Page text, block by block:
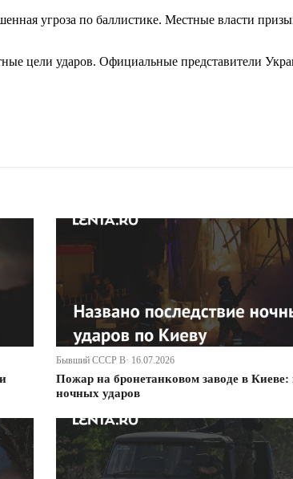
угроза по баллистике. Местные власти
цели ударов. Официальные представители
Бывший СССР В· 16.07.2026
Пожар на бронетанковом заводе в Киеве:
ночных ударов